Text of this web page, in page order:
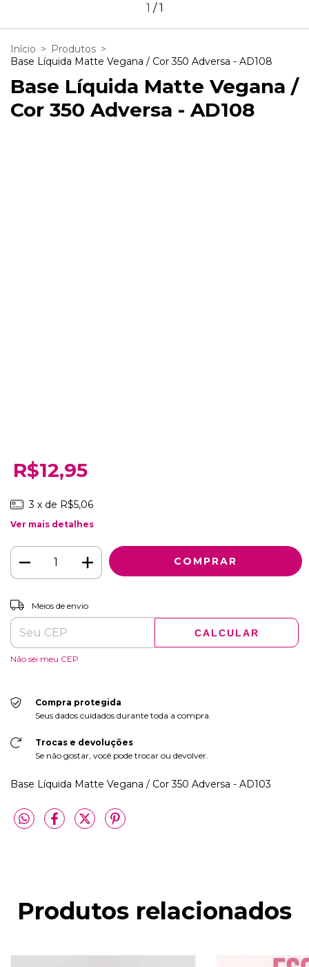
1 /1
Início > Produtos >
Base Líquida Matte Vegana / Cor 350 Adversa - AD108
Base Líquida Matte Vegana /
Cor 350 Adversa - AD108
R$12,95
3 x de R$5,06
Ver mais detalhes
Entregas para o CEP:
Meios de envio
CALCULAR
Não sei meu CEP
Compra protegida
Seus dados cuidados durante toda a compra.
Trocas e devoluções
Se não gostar, você pode trocar ou devolver.
Base Líquida Matte Vegana / Cor 350 Adversa - AD103
Produtos relacionados